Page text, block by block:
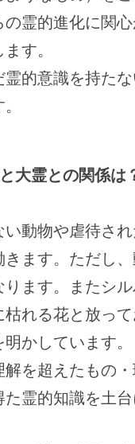
の霊的進化に関
す。
霊的意識を持た
大霊との関係は
動物や虐待さ
ます。ただし
ます。またシ
れる花と放っ
かしています。
解を超えたもの
た霊的知識を土